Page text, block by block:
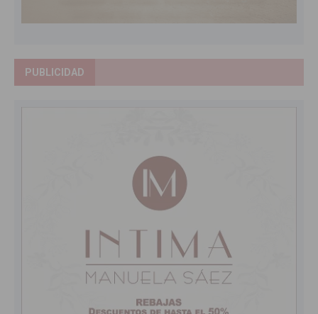
PUBLICIDAD